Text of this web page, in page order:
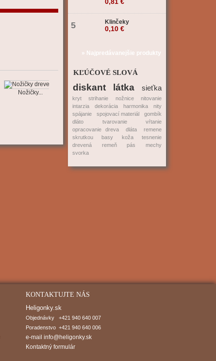
Nožičky...
5 Klinčeky
0,10 €
» Najpredávanejšie produkty
KĽÚČOVÉ SLOVÁ
diskant látka sieťka
kryt strihanie nožnice
nitovanie
intarzia
dekorácia harmonika
nity
spájanie
spojovací materiál
gombík
dláto
tvarovanie
vŕtanie
opracovanie dreva
dláta
remene
skrutkou
basy koža
tesnenie
drevená
remeň pás
mechy
svorka
KONTAKTUJTE NÁS
Heligonky.sk
Objednávky   +421 940 640 007
Poradenstvo  +421 940 640 006
e-mail info@heligonky.sk
Kontaktný formulár